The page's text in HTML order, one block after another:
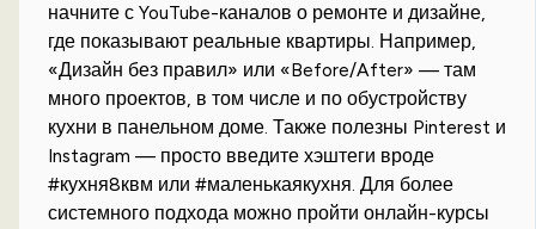
начните с YouTube-каналов о ремонте и дизайне,
где показывают реальные квартиры. Например,
«Дизайн без правил» или «Before/After» — там
много проектов, в том числе и по обустройству
кухни в панельном доме. Также полезны Pinterest и
Instagram — просто введите хэштеги вроде
#кухня8квм или #маленькаякухня. Для более
системного подхода можно пройти онлайн-курсы